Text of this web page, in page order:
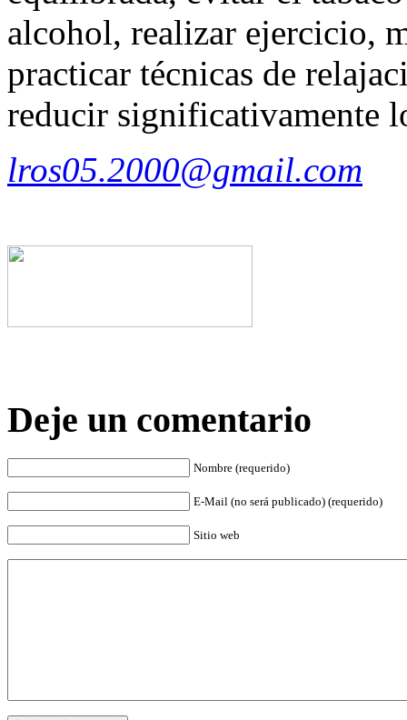
alcohol, realizar ejercicio,
practicar técnicas de
reducir significativamente
lros05.2000@gmail.com
Deje un comentario
Nombre (requerido)
E-Mail (no será publicado) (requerido)
Sitio web